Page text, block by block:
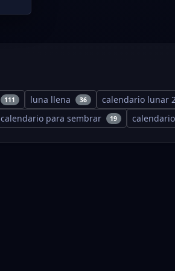
111 luna llena 36 calendario lunar
calendario para sembrar 19